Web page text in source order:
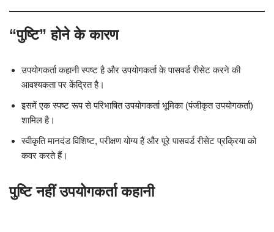
“पुष्टि” होने के कारण
उपयोगकर्ता कहानी स्पष्ट है और उपयोगकर्ता के पासवर्ड रीसेट करने की
आवश्यकता पर केंद्रित है।
इसमें एक स्पष्ट रूप से परिभाषित उपयोगकर्ता भूमिका (पंजीकृत उपयोगकर्ता)
शामिल है।
स्वीकृति मानदंड विशिष्ट, परीक्षण योग्य हैं और पूरे पासवर्ड रीसेट प्रक्रिया को
कवर करते हैं।
पुष्टि नहीं उपयोगकर्ता कहानी